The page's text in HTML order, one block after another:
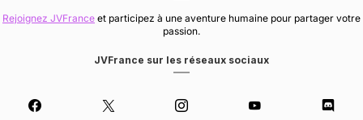
Rejoignez JVFrance et participez à une aventure humaine pour partager votre
passion.
JVFrance sur les réseaux sociaux